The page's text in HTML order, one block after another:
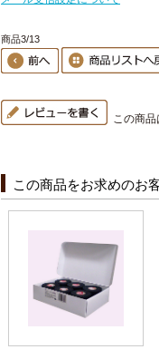
商品3/13
この商
この商品をお求めのお